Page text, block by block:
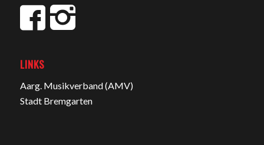
LINKS
Aarg. Musikverband (AMV)
Stadt Bremgarten